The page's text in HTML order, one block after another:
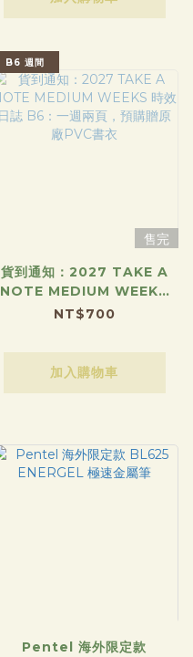
B6 週間
售完
貨到通知：2027 TAKE A
NOTE MEDIUM WEEKS
時效日誌 B6：一週兩頁，
NT$700
加入購物車
Pentel 海外限定款